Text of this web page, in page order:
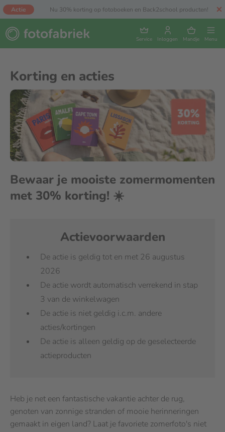
Actie Nu 30% korting op fotoboeken en Back2school producten!
Service Inloggen Mandje Menu
Korting en acties
Bewaar je mooiste zomermomenten
met 30% korting! ☀️
Heb je net een fantastische vakantie achter de rug,
genoten van zonnige stranden of mooie herinneringen
gemaakt in eigen land? Laat je favoriete zomerfoto's niet
Actievoorwaarden
De actie is geldig tot en met 26 augustus
2026
De actie wordt automatisch verrekend in stap
3 van de winkelwagen
De actie is niet geldig i.c.m. andere
acties/kortingen
De actie is alleen geldig op de geselecteerde
actieproducten